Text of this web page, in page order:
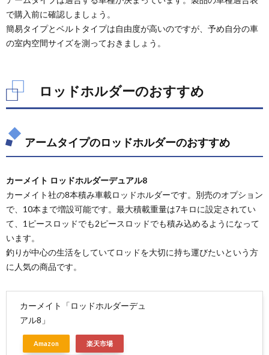
で購入前に確認しましょう。
簡易タイプとベルトタイプは自由度が高いのですが、予め自分の車
の室内空間サイズを測っておきましょう。
ロッドホルダーのおすすめ
アームタイプのロッドホルダーのおすすめ
カーメイト ロッドホルダーデュアル8
カーメイト社の8本積み車載ロッドホルダーです。別売のオプション
で、10本まで増設可能です。最大積載重量は7キロに設定されてい
て、1ピースロッドでも2ピースロッドでも積み込めるようになって
います。
釣りが中心の生活をしていてロッドを大切に持ち運びたいという方
に人気の商品です。
カーメイト「ロッドホルダーデュ
アル8」
Amazon 楽天市場